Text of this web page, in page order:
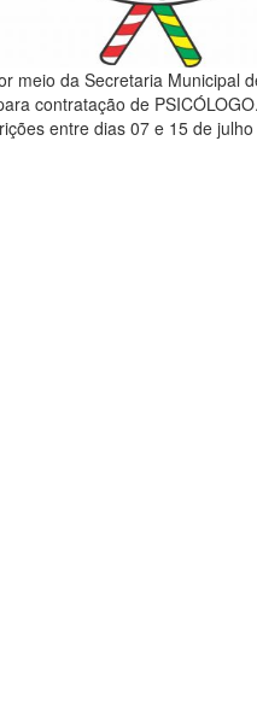
meio da Secretaria Municipal
contratação de
entre dias 07 e 15 de